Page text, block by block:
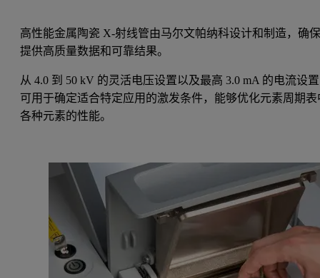
高性能金属陶瓷 X-射线管由马尔文帕纳科设计和制造，确
提供高质量数据和可靠结果。
从 4.0 到 50 kV 的灵活电压设置以及最高 3.0 mA 的电流设置
可用于确定适合特定应用的激发条件，能够优化元素周期表
各种元素的性能。